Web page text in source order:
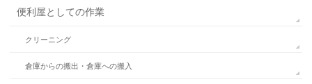
便利屋としての作業
クリーニング
倉庫からの搬出・倉庫への搬入